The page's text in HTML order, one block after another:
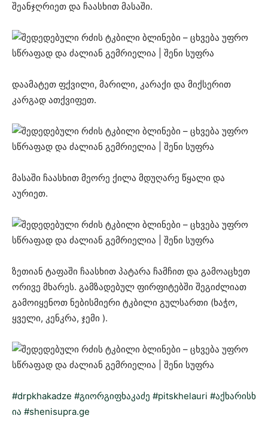
შეანჯღრიეთ და ჩაასხით მასაში.
დაამატეთ ფქვილი, მარილი, კარაქი და მიქსერით
კარგად ათქვიფეთ.
მასაში ჩაასხით მეორე ქილა მდუღარე წყალი და
აურიეთ.
ზეთიან ტაფაში ჩაასხით პატარა ჩამჩით და გამოაცხეთ
ორივე მხარეს. გამზადებულ ფირფიტებში შეგიძლიათ
გამოიყენოთ ნებისმიერი ტკბილი გულსართი (ხაჭო,
ყველი, კენკრა, ჯემი ).
#drpkhakadze #გიორგიფხაკაძე #pitskhelauri #აქხარისხ
ია #shenisupra.ge